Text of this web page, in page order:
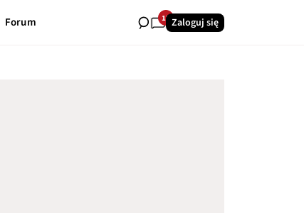
Forum 17Zaloguj się